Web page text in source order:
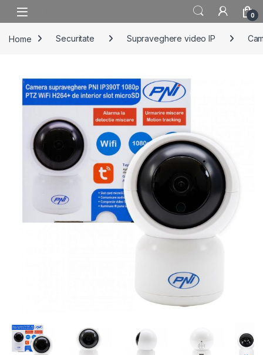
Skip to navigation
Skip to content
0
Home Securitate Supraveghere video IP